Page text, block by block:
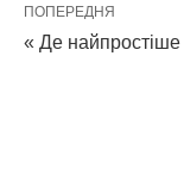
ПОПЕРЕДНЯ
« Де